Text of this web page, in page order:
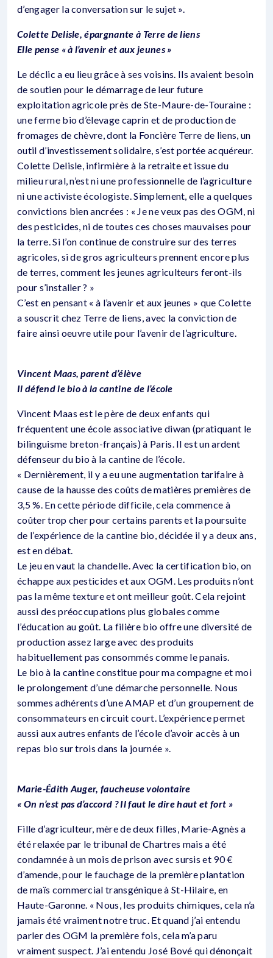
d’engager la conversation sur le sujet ».
Colette Delisle, épargnante à Terre de liens
Elle pense « à l’avenir et aux jeunes »
Le déclic a eu lieu grâce à ses voisins. Ils avaient besoin
de soutien pour le démarrage de leur future
exploitation agricole près de Ste-Maure-de-Touraine :
une ferme bio d’élevage caprin et de production de
fromages de chèvre, dont la Foncière Terre de liens, un
outil d’investissement solidaire, s’est portée acquéreur.
Colette Delisle, infirmière à la retraite et issue du
milieu rural, n’est ni une professionnelle de l’agriculture
ni une activiste écologiste. Simplement, elle a quelques
convictions bien ancrées : « Je ne veux pas des OGM, ni
des pesticides, ni de toutes ces choses mauvaises pour
la terre. Si l’on continue de construire sur des terres
agricoles, si de gros agriculteurs prennent encore plus
de terres, comment les jeunes agriculteurs feront-ils
pour s’installer ? »
C’est en pensant « à l’avenir et aux jeunes » que Colette
a souscrit chez Terre de liens, avec la conviction de
faire ainsi oeuvre utile pour l’avenir de l’agriculture.
Vincent Maas, parent d’élève
Il défend le bio à la cantine de l’école
Vincent Maas est le père de deux enfants qui
fréquentent une école associative diwan (pratiquant le
bilinguisme breton-français) à Paris. Il est un ardent
défenseur du bio à la cantine de l’école.
« Dernièrement, il y a eu une augmentation tarifaire à
cause de la hausse des coûts de matières premières de
3,5 %. En cette période difficile, cela commence à
coûter trop cher pour certains parents et la poursuite
de l’expérience de la cantine bio, décidée il y a deux ans,
est en débat.
Le jeu en vaut la chandelle. Avec la certification bio, on
échappe aux pesticides et aux OGM. Les produits n’ont
pas la même texture et ont meilleur goût. Cela rejoint
aussi des préoccupations plus globales comme
l’éducation au goût. La filière bio offre une diversité de
production assez large avec des produits
habituellement pas consommés comme le panais.
Le bio à la cantine constitue pour ma compagne et moi
le prolongement d’une démarche personnelle. Nous
sommes adhérents d’une AMAP et d’un groupement de
consommateurs en circuit court. L’expérience permet
aussi aux autres enfants de l’école d’avoir accès à un
repas bio sur trois dans la journée ».
Marie-Édith Auger, faucheuse volontaire
« On n’est pas d’accord ? Il faut le dire haut et fort »
Fille d’agriculteur, mère de deux filles, Marie-Agnès a
été relaxée par le tribunal de Chartres mais a été
condamnée à un mois de prison avec sursis et 90 €
d’amende, pour le fauchage de la première plantation
de maïs commercial transgénique à St-Hilaire, en
Haute-Garonne. « Nous, les produits chimiques, cela n’a
jamais été vraiment notre truc. Et quand j’ai entendu
parler des OGM la première fois, cela m’a paru
vraiment suspect. J’ai entendu José Bové qui dénonçait